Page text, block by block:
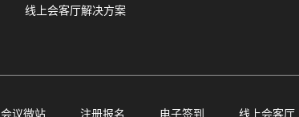
线上会客厅解决方案
会议微站 注册报名 电子签到 线上会客厅